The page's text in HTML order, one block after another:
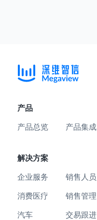
产品
产品总览 产品集成
解决方案
企业服务
消费医疗
汽车
销售人员
销售管理
交易跟进